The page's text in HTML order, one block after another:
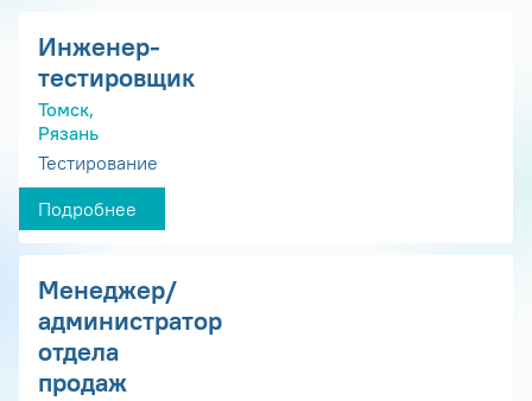
Инженер-
тестировщик
Томск,
Рязань
Тестирование
Подробнее
Менеджер/
администратор
отдела
продаж